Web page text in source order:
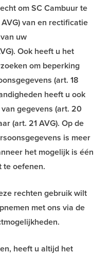
om SC Cambuur te
van en rectificatie
uw
Ook heeft u het
om beperking
(art. 18
heeft u ook
gegevens (art. 20
(art. 21 AVG). Op de
is meer
het mogelijk is één
te oefenen.
rechten gebruik wilt
met ons via de
heeft u altijd het